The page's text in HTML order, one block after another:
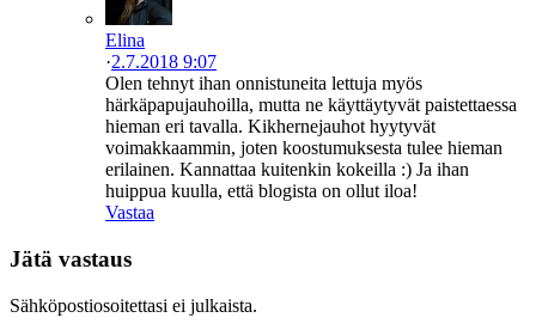
Elina
·2.7.2018 9:07
Olen tehnyt ihan onnistuneita lettuja myös
härkäpapujauhoilla, mutta ne käyttäytyvät paistettaessa
hieman eri tavalla. Kikhernejauhot hyytyvät
voimakkaammin, joten koostumuksesta tulee hieman
erilainen. Kannattaa kuitenkin kokeilla :) Ja ihan
huippua kuulla, että blogista on ollut iloa!
Vastaa
Jätä vastaus
Sähköpostiosoitettasi ei julkaista.